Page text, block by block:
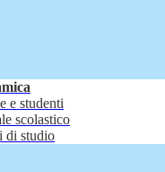
e studenti
scolastico
di studio